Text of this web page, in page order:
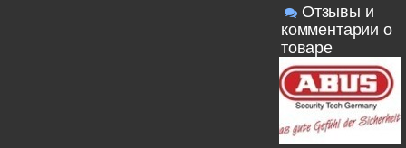
Отзывы и
комментарии о
товаре